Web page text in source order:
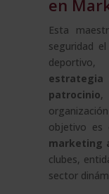
en
Esta
seguridad
deportivo,
estrategia
patrocinio,
objetivo
marketing
clubes,
sector